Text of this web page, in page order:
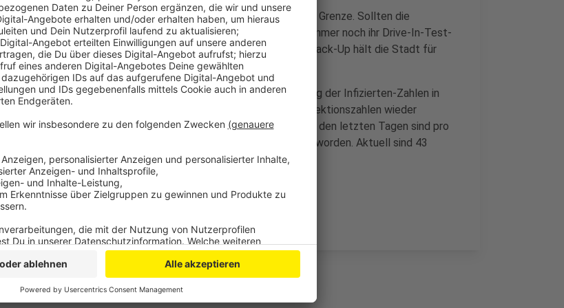
Die Stadt sagt aber, die Test-Kapazitäten sind noch nicht an ihrer Grenze. Sollten die
Hausärzte und Testzentren an ihr Limit kommen, kann die Stadt immer noch ihr Drive-In-Test-
Zentrum am ehemaligen Freibad Auermühle reaktivieren. Dieses Back-Up hält die Stadt für
einen noch stärkeren Anstieg der Test-Anfragen vor.
Im Blick auf die bundesweite Entwicklung scheint auch ein Anstieg der Infizierten-Zahlen in
unserer Stadt als nicht unwahrscheinlich. Derzeit wachsen die Infektionszahlen wieder
deutlich. In Leverkusen zeigt sich dieser Trend aber noch nicht. In den letzten Tagen sind pro
Tag konstant immer zwischen drei und fünf neue Fälle registriert worden. Aktuell sind 43
Menschen in Leverkusen mit dem Virus infiziert
Anzeige